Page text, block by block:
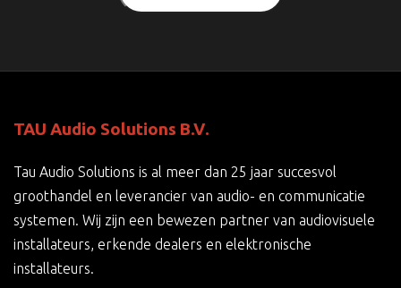
TAU Audio Solutions B.V.
Tau Audio Solutions is al meer dan 25 jaar succesvol
groothandel en leverancier van audio- en communicatie
systemen. Wij zijn een bewezen partner van audiovisuele
installateurs, erkende dealers en elektronische
installateurs.